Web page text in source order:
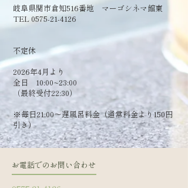
岐阜県関市倉知516番地 マーゴシネマ館東
TEL 0575-21-4126
​不定休
2026年4月より
全日 10:00~23:00
（最終受付22:30）
​※毎日21:00～遅風呂料金（通常料金より150円
引き）
お電話でのお問い合わせ